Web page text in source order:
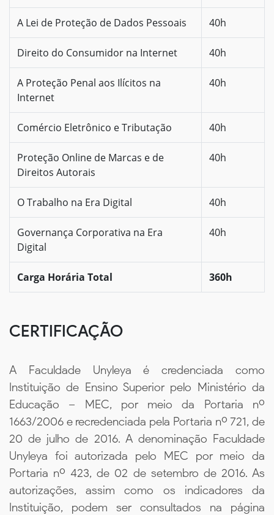
A Lei de Proteção de Dados Pessoais 40h
Direito do Consumidor na Internet 40h
A Proteção Penal aos Ilícitos na
Internet
40h
Comércio Eletrônico e Tributação 40h
Proteção Online de Marcas e de
Direitos Autorais
40h
O Trabalho na Era Digital 40h
Governança Corporativa na Era
Digital
40h
Carga Horária Total 360h
CERTIFICAÇÃO
A Faculdade Unyleya é credenciada como
Instituição de Ensino Superior pelo Ministério da
Educação – MEC, por meio da Portaria nº
1663/2006 e recredenciada pela Portaria nº 721, de
20 de julho de 2016. A denominação Faculdade
Unyleya foi autorizada pelo MEC por meio da
Portaria nº 423, de 02 de setembro de 2016. As
autorizações, assim como os indicadores da
Instituição, podem ser consultados na página